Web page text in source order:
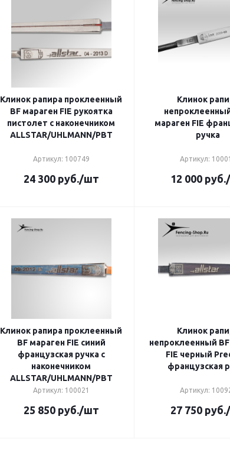
Клинок рапира проклеенный
BF мараген FIE рукоятка
пистолет с наконечником
ALLSTAR/UHLMANN/PBT
Артикул: 100749
24 300руб./шт
Клинок
мараген FIE
ручка
Артикул:
12 000руб.
Клинок рапира проклеенный
BF мараген FIE синий
французская ручка с
наконечником
ALLSTAR/UHLMANN/PBT
Артикул: 100021
25 850руб./шт
Клинок
непроклеенный
FIE черный
французская
Артикул:
27 750руб.